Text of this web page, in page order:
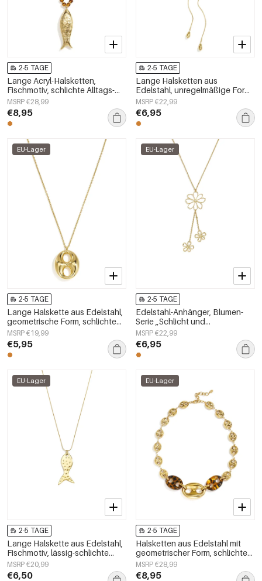
2-5 TAGE
Lange Acryl-Halsketten,
Fischmotiv, schlichte Alltags-
Serie, Damenschmuck
MSRP €28,99
€8,95
2-5 TAGE
Lange Halsketten aus
Edelstahl, unregelmäßige Form,
schlichte Alltags-Serie,
Damenschmuck
MSRP €22,99
€6,95
EU-Lager
2-5 TAGE
Lange Halskette aus Edelstahl,
geometrische Form, schlichte
Alltags-Serie, Damenschmuck
MSRP €19,99
€5,95
EU-Lager
2-5 TAGE
Edelstahl-Anhänger, Blumen-
Serie „Schlicht und
alltagstauglich“,
Damenschmuck
MSRP €22,99
€6,95
EU-Lager
2-5 TAGE
Lange Halskette aus Edelstahl,
Fischmotiv, lässig-schlichte
Serie, Damenschmuck
MSRP €20,99
€6,50
EU-Lager
2-5 TAGE
Halsketten aus Edelstahl mit
geometrischer Form, schlichte
Alltags-Serie, Damenschmuck
MSRP €28,99
€8,95